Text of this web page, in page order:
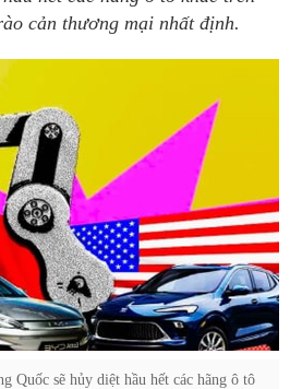
cản thương mại nhất định.
Quốc sẽ hủy diệt hầu hết các hãng ô tô